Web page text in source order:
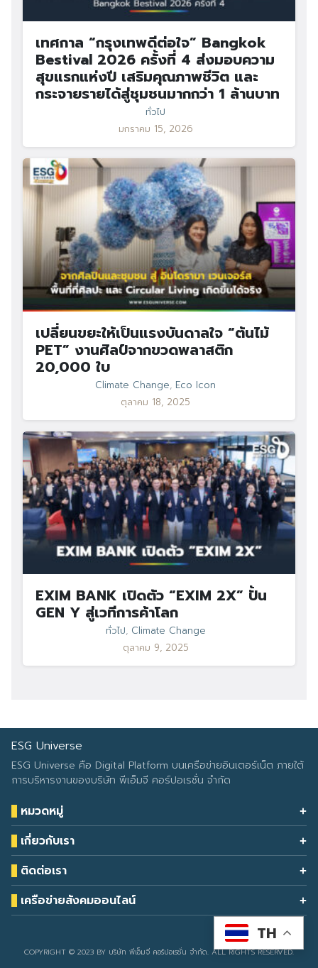
เทศกาล “กรุงเทพดีต่อใจ” Bangkok
Bestival 2026 ครั้งที่ 4 ส่งมอบความ
สุขแรกแห่งปี เสริมคุณภาพชีวิต และ
กระจายรายได้สู่ชุมชนมากกว่า 1 ล้านบาท
ทั่วไป
มกราคม 15, 2026
เปลี่ยนขยะให้เป็นแรงบันดาลใจ “ต้นไม้
PET” งานศิลป์จากขวดพลาสติก
20,000 ใบ
Climate Change, Eco Icon
ตุลาคม 18, 2025
EXIM BANK เปิดตัว “EXIM 2X” ปั้น
GEN Y สู่เวทีการค้าโลก
ทั่วไป, Climate Change
ตุลาคม 9, 2025
ESG Universe
ESG Universe คือ Digital Platform บนเครือข่ายอินเตอร์เน็ต ภายใต้
การบริหารงานของบริษัท พีเอ็มจี คอร์ปอเรชั่น จำกัด
หมวดหมู่
Health & Wellness
Eco Icon
ESG Data
Climate Change
ESG Report
เกี่ยวกับเรา
Our Services
About Us
Contact Us
ติดต่อเรา
โทรศัพท์: 090-549-2524
เครือข่ายสังคมออนไลน์
COPYRIGHT © 2023 BY บริษัท พีเอ็มจี คอร์ปอเรชั่น จำกัด. ALL RIGHTS RESERVED.
TH
Developed bysarunyacrop